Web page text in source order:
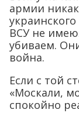
армии
ВСУ не
убиваем.
война.
Если с той
«Москали,
спокойно